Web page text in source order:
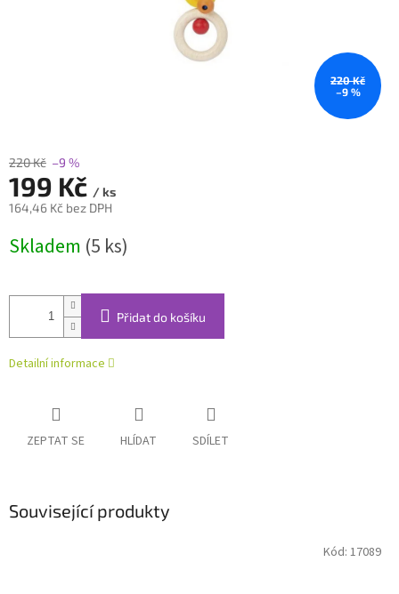
220 Kč
–9 %
220 Kč –9 %
199 Kč / ks
164,46 Kč bez DPH
cena:
Skladem (5 ks)
Přidat do košíku
Detailní informace
ZEPTAT SE HLÍDAT SDÍLET
Související produkty
Kód: 17089